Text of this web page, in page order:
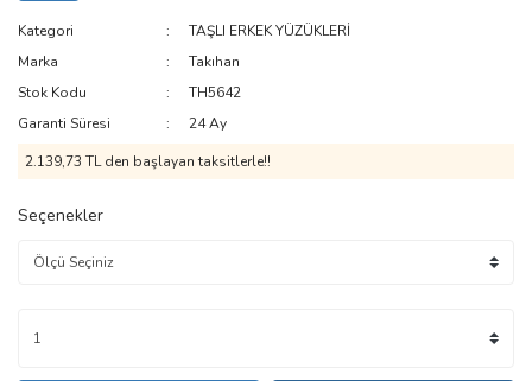
Kategori
TAŞLI ERKEK YÜZÜKLERİ
Marka
Takıhan
Stok Kodu
TH5642
Garanti Süresi
24 Ay
2.139,73 TL den başlayan taksitlerle!!
Seçenekler